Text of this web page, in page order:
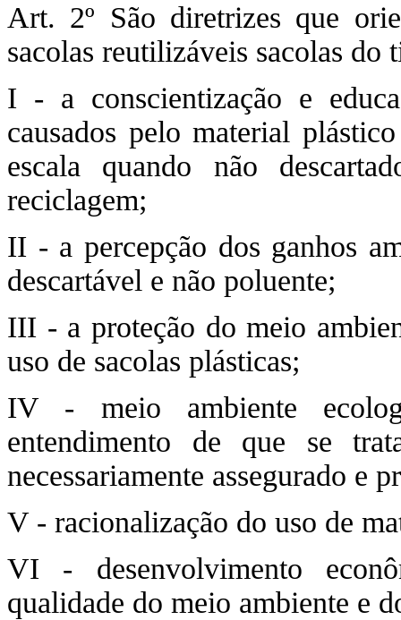
Art. 2º São diretrizes que
sacolas reutilizáveis sacolas
I - a conscientização e
causados pelo material
escala quando não
reciclagem;
II - a percepção dos ganhos
descartável e não poluente;
III - a proteção do meio
uso de sacolas plásticas;
IV - meio ambiente
entendimento de que se
necessariamente assegurado e
V - racionalização do uso de
VI - desenvolvimento
qualidade do meio ambiente e